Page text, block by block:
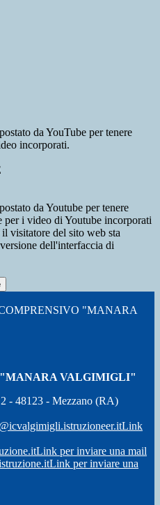
da YouTube per tenere
incorporati.
da Youtube per tenere
per i video di Youtube incorporati
visitatore del sito web sta
dell'interfaccia di
"MANARA
VALGIMIGLI"
- 48123 - Mezzano (RA)
Link
Link per inviare una mail
Link per inviare una